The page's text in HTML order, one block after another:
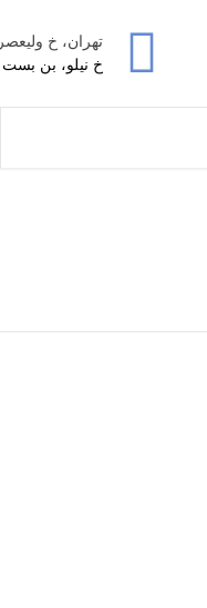
تهران، خ
خ نیلو، بن بست دوم،